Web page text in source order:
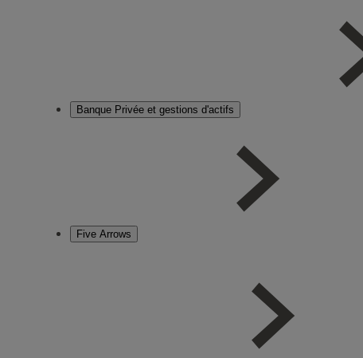
Banque Privée et gestions d'actifs
Five Arrows